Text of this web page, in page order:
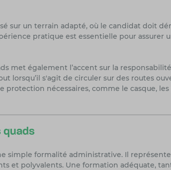
sur un terrain adapté, où le candidat doit
pratique est essentielle pour
met également l’accent sur la
lorsqu’il s'agit de circuler sur des routes
nécessaires, comme le casque,
quads
simple formalité administrative. Il
et polyvalents. Une formation adéquate,